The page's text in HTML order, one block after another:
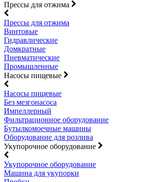
Прессы для отжима
Прессы для отжима
Винтовые
Гидравлические
Домкратные
Пневматические
Промышленные
Насосы пищевые
Насосы пищевые
Без мезгонасоса
Импеллерный
Фильтрационное оборудование
Бутылкомоечные машины
Оборудование для розлива
Укупорочное оборудование
Укупорочное оборудование
Машина для укупорки